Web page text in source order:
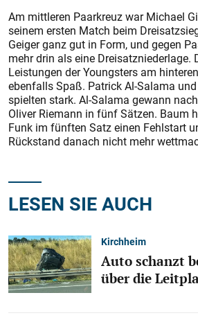
Am mittleren Paarkreuz war Michael
seinem ersten Match beim
Geiger ganz gut in Form, und gegen
mehr drin als eine Dreisatzniederlage.
Leistungen der Youngsters am
ebenfalls Spaß. Patrick Al-Salama
spielten stark. Al-Salama gewann
Oliver Riemann in fünf Sätzen. Baum
Funk im fünften Satz einen Fehlstart
Rückstand danach nicht mehr
LESEN SIE AUCH
Kirchheim
Auto schanzt
über die